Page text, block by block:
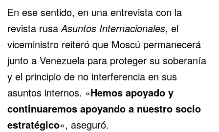
En ese sentido, en una entrevista con la
revista rusa Asuntos Internacionales, el
viceministro reiteró que Moscú permanecerá
junto a Venezuela para proteger su soberanía
y el principio de no interferencia en sus
asuntos internos. «Hemos apoyado y
continuaremos apoyando a nuestro socio
estratégico«, aseguró.